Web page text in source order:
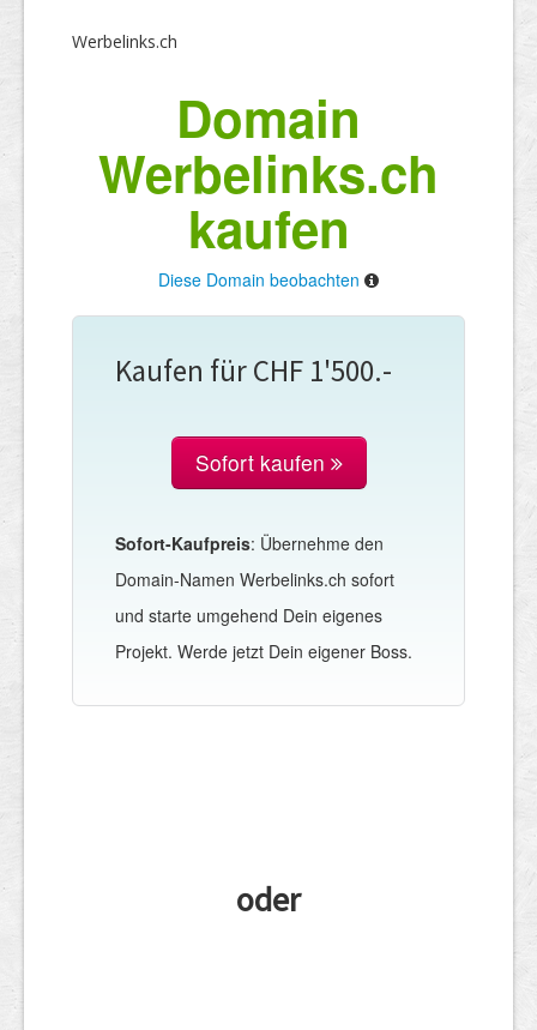
Werbelinks.ch
Domain
Werbelinks.ch
kaufen
Diese Domain beobachten
Kaufen für CHF 1'500.-
Sofort kaufen
Sofort-Kaufpreis: Übernehme den
Domain-Namen Werbelinks.ch sofort
und starte umgehend Dein eigenes
Projekt. Werde jetzt Dein eigener Boss.
oder